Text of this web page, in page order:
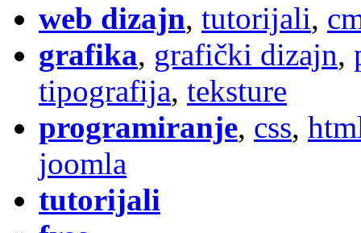
web dizajn, tutorijali,
grafika, grafički dizajn,
tipografija, teksture
programiranje, css,
joomla
tutorijali